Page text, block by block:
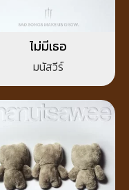
ไม่มีเธอ
มนัสวีร์